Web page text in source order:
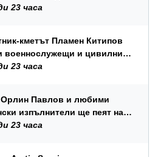
23 часа
кметът Пламен Китипов
военнослужещи и цивилни
по повод Празника на
23 часа
Орлин Павлов и любими
изпълнители ще пеят на
на Варна
23 часа